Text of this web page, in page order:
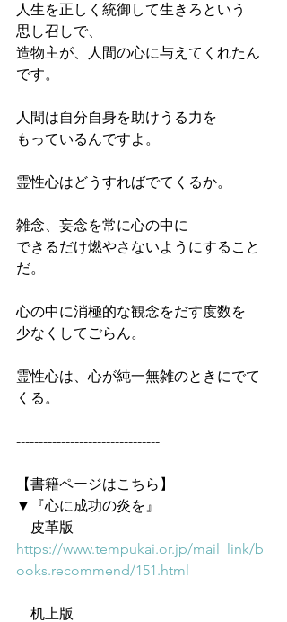
人生を正しく統御して生きろという
思し召しで、
造物主が、人間の心に与えてくれたん
です。
人間は自分自身を助けうる力を
もっているんですよ。
霊性心はどうすればでてくるか。
雑念、妄念を常に心の中に
できるだけ燃やさないようにすること
だ。
心の中に消極的な観念をだす度数を
少なくしてごらん。
霊性心は、心が純一無雑のときにでて
くる。
--------------------------------
【書籍ページはこちら】
▼『心に成功の炎を』
皮革版
https://www.tempukai.or.jp/mail_link/b
ooks.recommend/151.html
机上版